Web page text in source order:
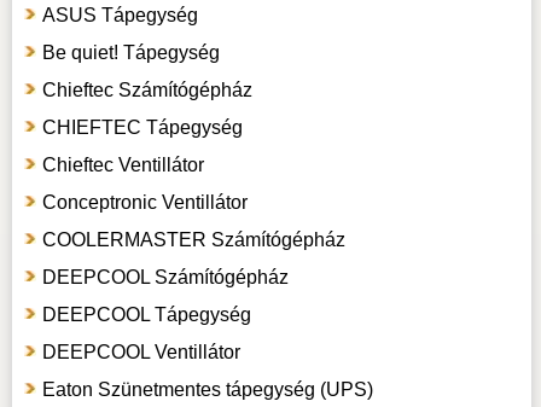
ASUS Tápegység
Be quiet! Tápegység
Chieftec Számítógépház
CHIEFTEC Tápegység
Chieftec Ventillátor
Conceptronic Ventillátor
COOLERMASTER Számítógépház
DEEPCOOL Számítógépház
DEEPCOOL Tápegység
DEEPCOOL Ventillátor
Eaton Szünetmentes tápegység (UPS)